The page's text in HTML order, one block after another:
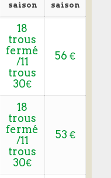
saison
saison
18
trous
fermé
/11
trous
30€
56 €
18
trous
fermé
/11
trous
30€
53 €